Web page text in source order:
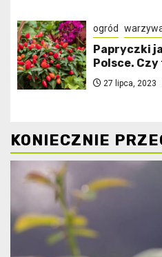
ogród
Papryczki
Polsce.
27 lipca, 2023
KONIECZNIE